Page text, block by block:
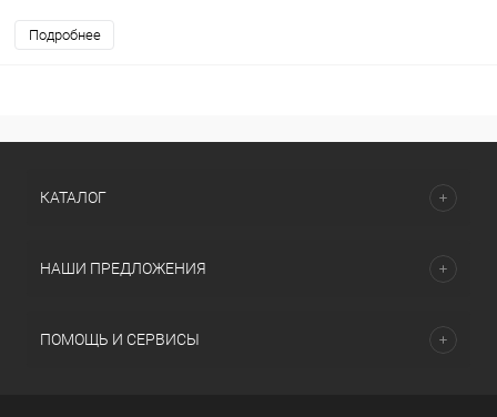
Подробнее
КАТАЛОГ
НАШИ ПРЕДЛОЖЕНИЯ
ПОМОЩЬ И СЕРВИСЫ